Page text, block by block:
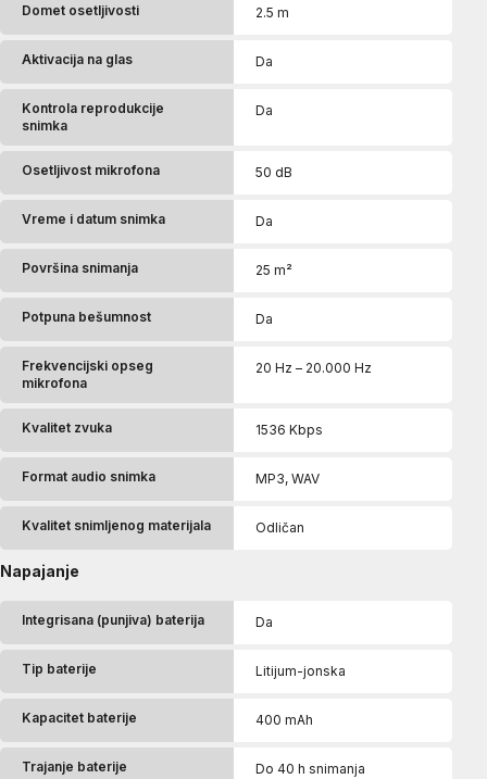
Domet osetljivosti 2.5 m
Aktivacija na glas Da
Kontrola reprodukcije
snimka
Da
Osetljivost mikrofona 50 dB
Vreme i datum snimka Da
Površina snimanja 25 m²
Potpuna bešumnost Da
Frekvencijski opseg
mikrofona
20 Hz – 20.000 Hz
Kvalitet zvuka 1536 Kbps
Format audio snimka MP3, WAV
Kvalitet snimljenog materijala Odličan
Napajanje
Integrisana (punjiva) baterija Da
Tip baterije Litijum-jonska
Kapacitet baterije 400 mAh
Trajanje baterije Do 40 h snimanja